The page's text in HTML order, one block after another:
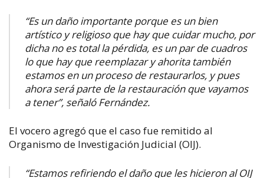
“Es un daño importante porque es un bien
artístico y religioso que hay que cuidar mucho, por
dicha no es total la pérdida, es un par de cuadros
lo que hay que reemplazar y ahorita también
estamos en un proceso de restaurarlos, y pues
ahora será parte de la restauración que vayamos
a tener”, señaló Fernández.
El vocero agregó que el caso fue remitido al
Organismo de Investigación Judicial (OIJ).
“Estamos refiriendo el daño que les hicieron al OIJ